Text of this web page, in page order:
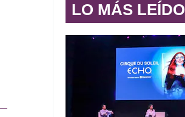
LO MÁS LEÍDO